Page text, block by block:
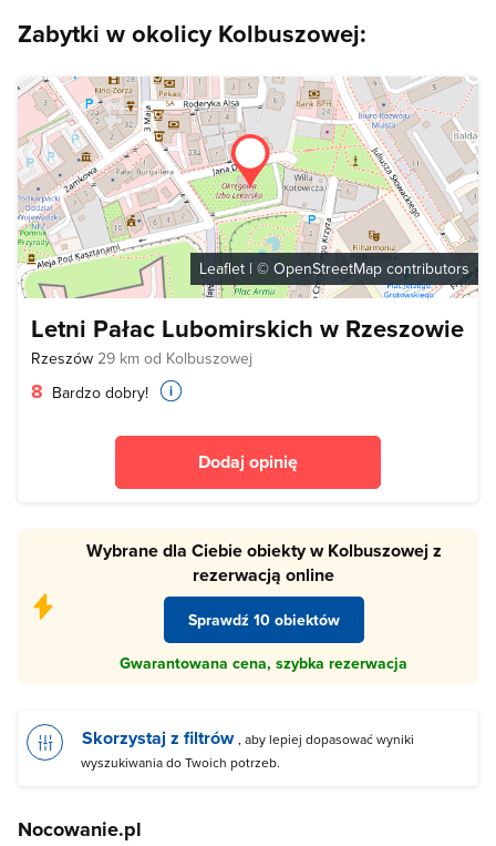
Zabytki w okolicy Kolbuszowej:
Leaflet | © OpenStreetMap contributors
Letni Pałac Lubomirskich w Rzeszowie
Rzeszów 29 km od Kolbuszowej
8 Bardzo dobry!
Dodaj opinię
Wybrane dla Ciebie obiekty w Kolbuszowej z
rezerwacją online
Sprawdź 10 obiektów
Gwarantowana cena, szybka rezerwacja
Skorzystaj z filtrów , aby lepiej dopasować wyniki
wyszukiwania do Twoich potrzeb.
Nocowanie.pl